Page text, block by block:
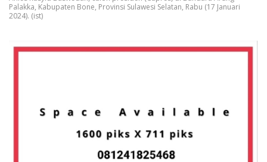
Palakka, Kabupaten Bone, Provinsi Sulawesi Selatan, Rabu (17 Januari
2024). (ist)